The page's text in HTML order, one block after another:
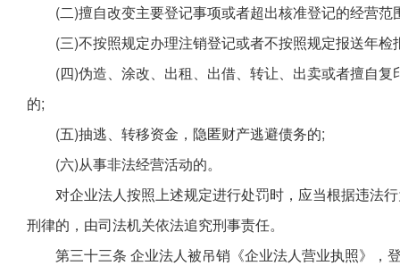
(二)擅自改变主要登记事项或者超出核准登记的经营范
(三)不按照规定办理注销登记或者不按照规定报送年检
(四)伪造、涂改、出租、出借、转让、出卖或者擅自
的;
(五)抽逃、转移资金，隐匿财产逃避债务的;
(六)从事非法经营活动的。
对企业法人按照上述规定进行处罚时，应当根据违法
刑律的，由司法机关依法追究刑事责任。
第三十三条 企业法人被吊销《企业法人营业执照》，